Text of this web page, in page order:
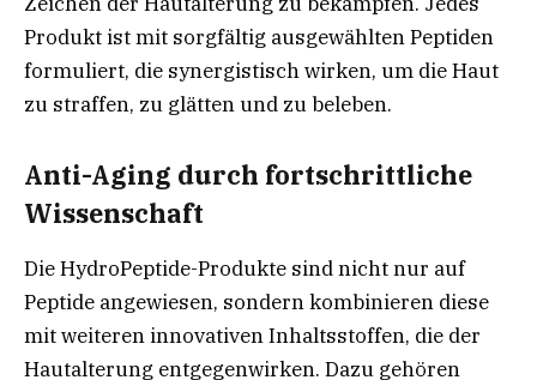
Produkt ist mit sorgfältig ausgewählten Peptiden
formuliert, die synergistisch wirken, um die Haut
zu straffen, zu glätten und zu beleben.
Anti-Aging durch fortschrittliche
Wissenschaft
Die HydroPeptide-Produkte sind nicht nur auf
Peptide angewiesen, sondern kombinieren diese
mit weiteren innovativen Inhaltsstoffen, die der
Hautalterung entgegenwirken. Dazu gehören